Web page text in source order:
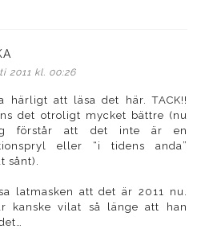
2011 kl. 00:26
härligt att läsa det här. TACK!!
det otroligt mycket bättre (nu
förstår att det inte är en
eller “i tidens anda”
sånt).
latmasken att det är 2011 nu.
kanske vilat så länge att han